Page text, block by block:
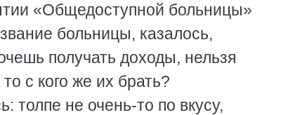
«Общедоступной больницы»
больницы, казалось,
получать доходы, нельзя
с кого же их брать?
толпе не очень-то по вкусу,